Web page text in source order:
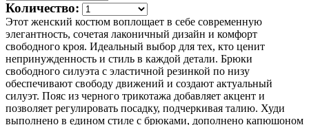
Количество:
Этот женский костюм воплощает в себе современную
элегантность, сочетая лаконичный дизайн и комфорт
свободного кроя. Идеальный выбор для тех, кто ценит
непринужденность и стиль в каждой детали. Брюки
свободного силуэта с эластичной резинкой по низу
обеспечивают свободу движений и создают актуальный
силуэт. Пояс из черного трикотажа добавляет акцент и
позволяет регулировать посадку, подчеркивая талию. Худи
выполнено в едином стиле с брюками, дополнено капюшоном